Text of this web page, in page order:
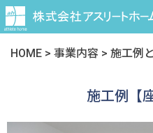
HOME > 事業内容 > 施工例
施工例【